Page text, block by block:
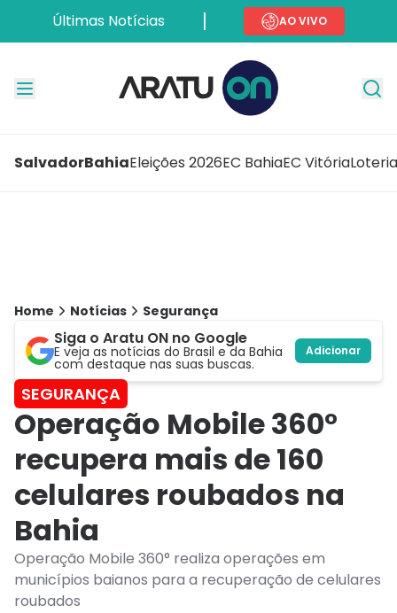
Últimas Notícias AO VIVO
SalvadorBahiaEleições 2026EC BahiaEC Vitória
Home Notícias Segurança
Siga o Aratu ON no Google
E veja as notícias do Brasil e da Bahia
com destaque nas suas buscas.
Adicionar
SEGURANÇA
Operação Mobile 360°
recupera mais de 160
celulares roubados na
Bahia
Operação Mobile 360° realiza operações em
municípios baianos para a recuperação de celulares
roubados